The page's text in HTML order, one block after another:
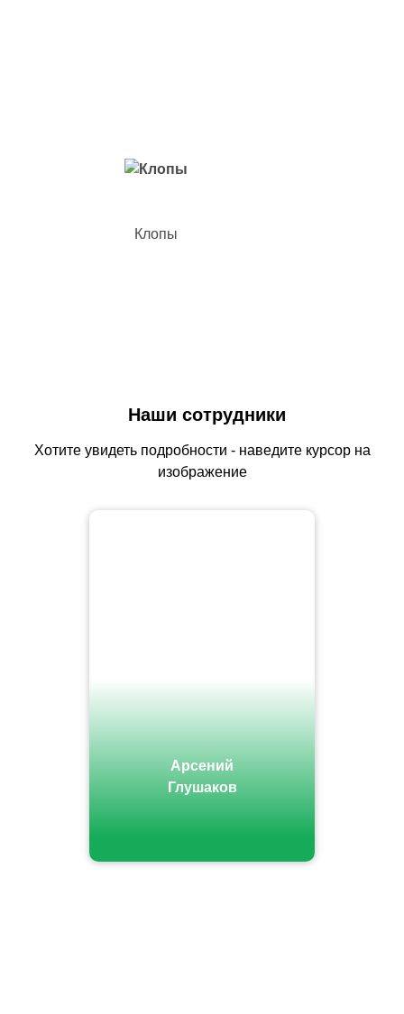
Клопы
Наши сотрудники
Хотите увидеть подробности - наведите курсор на
изображение
Арсений
Глушаков